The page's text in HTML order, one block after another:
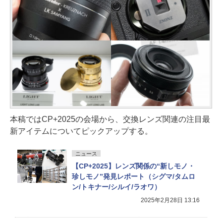
本稿ではCP+2025の会場から、交換レンズ関連の注目最
新アイテムについてピックアップする。
ニュース
【CP+2025】レンズ関係の“新しモノ・
珍しモノ”発見レポート（シグマ/タムロ
ン/トキナー/シルイ/ラオワ）
2025年2月28日 13:16